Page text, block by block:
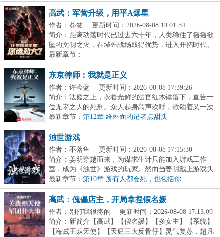
高武：军营升级，用平A爆星
作者：莽签
更新时间：2026-08-08 19:01:54
简介：距离动荡时代已过去六十年，人类稳住了摇摇欲
坠的文明之火，在域外战场取得优势，进入开拓时代。
梁...
最新章节：
东京律师：我就是正义
作者：许今蓝
更新时间：2026-08-08 17:39:26
简介：法庭之上，衣着光鲜的法官红木锤落下，宣告一
位无辜之人的死刑。众人起身高声欢呼，歌颂着又一次
的...
最新章节： 第12章 给外面的记者点甜头
浊世游戏
作者：不落鱼
更新时间：2026-08-08 17:15:30
简介：姜明穿越而来，为谋求生计只能加入游戏工作
室，成为《浊世》游戏的玩家。然而当姜明戴上游戏头
盔的...
最新章节： 第10章 所有人都会死，也包括你
高武：傀儡店主，开局拿捏假名媛
作者：别打我很疼的
更新时间：2026-08-08 17:13:09
简介：新简介【高武】【假名媛】【多女主】【系统】
【海贼王炽天使】【天庭三大反骨仔】灵气复苏，超凡